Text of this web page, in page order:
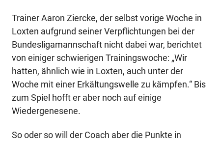
Trainer Aaron Ziercke, der selbst vorige Woche in
Loxten aufgrund seiner Verpflichtungen bei der
Bundesligamannschaft nicht dabei war, berichtet
von einiger schwierigen Trainingswoche: „Wir
hatten, ähnlich wie in Loxten, auch unter der
Woche mit einer Erkältungswelle zu kämpfen.“ Bis
zum Spiel hofft er aber noch auf einige
Wiedergenesene.
So oder so will der Coach aber die Punkte in